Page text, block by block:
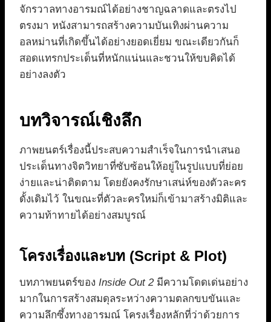
จักรวาลทางอารมณ์ได้อย่างชาญฉลาดและตรงไป
ตรงมา หนังสามารถสร้างความบันเทิงผ่านความ
อลหม่านที่เกิดขึ้นได้อย่างยอดเยี่ยม ขณะเดียวกันก็
สอดแทรกประเด็นที่หนักแน่นและชวนให้ขบคิดได้
อย่างลงตัว
บทวิจารณ์เชิงลึก
ภาพยนตร์เรื่องนี้ประสบความสำเร็จในการนำเสนอ
ประเด็นทางจิตวิทยาที่ซับซ้อนให้อยู่ในรูปแบบที่ย่อย
ง่ายและน่าติดตาม โดยยังคงรักษาเสน่ห์ของตัวละคร
ดั้งเดิมไว้ ในขณะที่ตัวละครใหม่ก็เข้ามาสร้างมิติและ
ความท้าทายได้อย่างสมบูรณ์
โครงเรื่องและบท (Script & Plot)
บทภาพยนตร์ของ Inside Out 2มีความโดดเด่นอย่าง
มากในการสร้างสมดุลระหว่างความตลกขบขันและ
ความลึกซึ้งทางอารมณ์ โครงเรื่องหลักที่ว่าด้วยการ